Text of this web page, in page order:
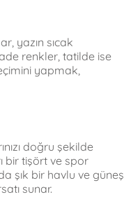
yazın sıcak
renkler, tatilde ise
yapmak,
doğru şekilde
bir tişört ve spor
şık bir havlu ve güneş
sunar.